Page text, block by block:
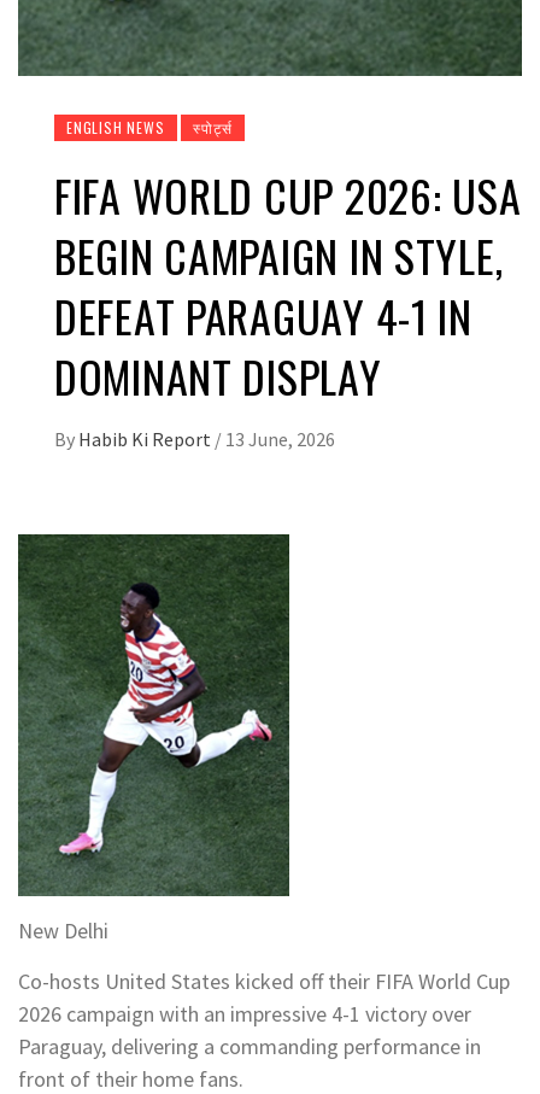
ENGLISH NEWS स्पोर्ट्स
FIFA WORLD CUP 2026: USA
BEGIN CAMPAIGN IN STYLE,
DEFEAT PARAGUAY 4-1 IN
DOMINANT DISPLAY
By Habib Ki Report / 13 June, 2026
New Delhi
Co-hosts United States kicked off their FIFA World Cup
2026 campaign with an impressive 4-1 victory over
Paraguay, delivering a commanding performance in
front of their home fans.